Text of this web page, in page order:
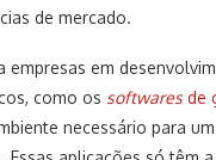
de mercado.
empresas em
como os softwaresde
necessário para